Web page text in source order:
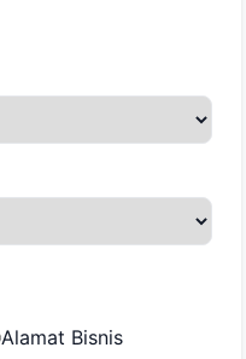
Alamat Bisnis